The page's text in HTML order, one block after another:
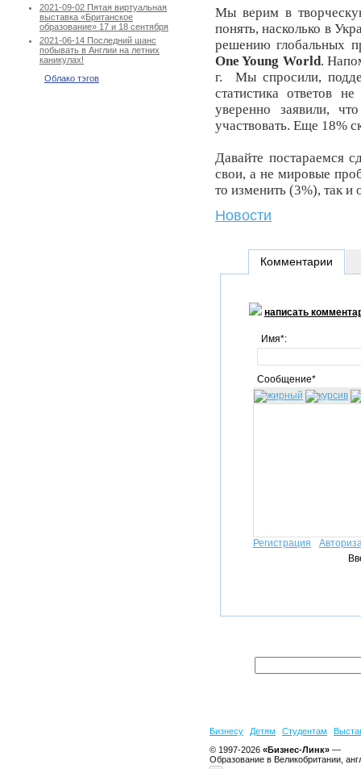
2021-09-02 Пятая виртуальная
выставка «Британское
образование» 17 и 18 сентября
2021-06-14 Последний шанс
побывать в Англии на летних
каникулах!
Облако тэгов
Мы верим в
понять, насколько в
решению глобальных
One Young World.
г. Мы спросили,
статистика ответов
уверенно заявили,
участвовать. Еще 18%
Давайте постараемся
свои, а не мировые
то изменить (3%), так и
Новости
Комментарии
написать
Имя*:
Сообщение*
Регистрация
Бизнесу Детям Студентам
© 1997-2026 «Бизнес-Линк» —
Образование в Великобритании,